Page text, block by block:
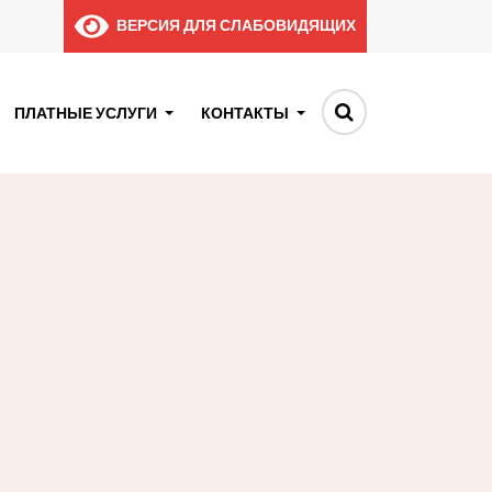
ВЕРСИЯ ДЛЯ СЛАБОВИДЯЩИХ
ПЛАТНЫЕ УСЛУГИ КОНТАКТЫ